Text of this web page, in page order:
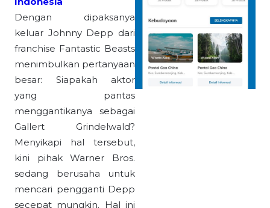
Dengan dipaksanya
keluar Johnny Depp dari
franchise Fantastic Beasts
menimbulkan pertanyaan
besar: Siapakah aktor
yang pantas
menggantikanya sebagai
Gallert Grindelwald?
Menyikapi hal tersebut,
kini pihak Warner Bros.
sedang berusaha untuk
mencari pengganti Depp
secepat mungkin. Hal ini